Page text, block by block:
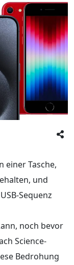
einer Tasche,
und
Sequenz
noch bevor
Science-
Bedrohung